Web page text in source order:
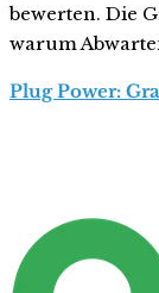
bewerten. Die
warum
Plug Power: